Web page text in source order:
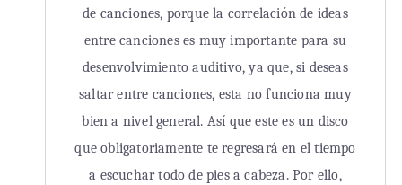
de canciones, porque la correlación de ideas
entre canciones es muy importante para su
desenvolvimiento auditivo, ya que, si deseas
saltar entre canciones, esta no funciona muy
bien a nivel general. Así que este es un disco
que obligatoriamente te regresará en el tiempo
a escuchar todo de pies a cabeza. Por ello,